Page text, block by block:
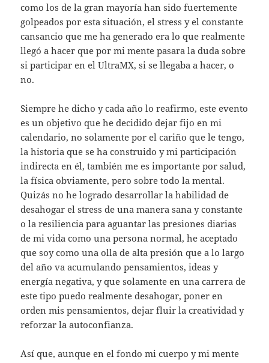
como los de la gran mayoría han sido fuertemente
golpeados por esta situación, el stress y el constante
cansancio que me ha generado era lo que realmente
llegó a hacer que por mi mente pasara la duda sobre
si participar en el UltraMX, si se llegaba a hacer, o
no.
Siempre he dicho y cada año lo reafirmo, este evento
es un objetivo que he decidido dejar fijo en mi
calendario, no solamente por el cariño que le tengo,
la historia que se ha construido y mi participación
indirecta en él, también me es importante por salud,
la física obviamente, pero sobre todo la mental.
Quizás no he logrado desarrollar la habilidad de
desahogar el stress de una manera sana y constante
o la resiliencia para aguantar las presiones diarias
de mi vida como una persona normal, he aceptado
que soy como una olla de alta presión que a lo largo
del año va acumulando pensamientos, ideas y
energía negativa, y que solamente en una carrera de
este tipo puedo realmente desahogar, poner en
orden mis pensamientos, dejar fluir la creatividad y
reforzar la autoconfianza.
Así que, aunque en el fondo mi cuerpo y mi mente